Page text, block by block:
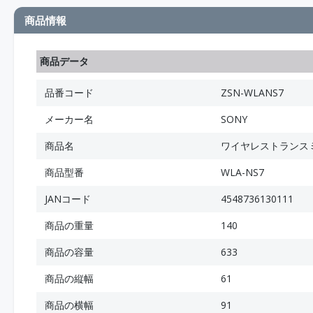
商品情報
商品データ
品番コード
ZSN-WLANS7
メーカー名
SONY
商品名
ワイヤレストランス
商品型番
WLA-NS7
JANコード
4548736130111
商品の重量
140
商品の容量
633
商品の縦幅
61
商品の横幅
91